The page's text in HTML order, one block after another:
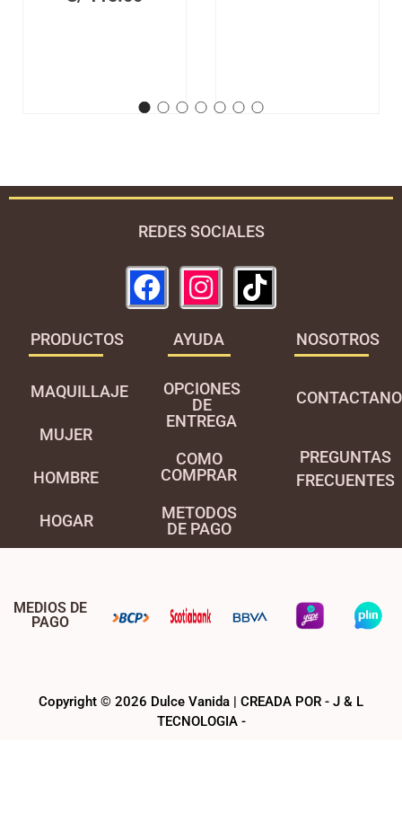
REDES SOCIALES
PRODUCTOS
MAQUILLAJE
MUJER
HOMBRE
HOGAR
AYUDA
OPCIONES
DE
ENTREGA
COMO
COMPRAR
METODOS
DE PAGO
NOSOTROS
PREGUNTAS
FRECUENTES
MEDIOS DE
PAGO
Copyright © 2026 Dulce Vanida | CREADA POR - J & L
TECNOLOGIA -